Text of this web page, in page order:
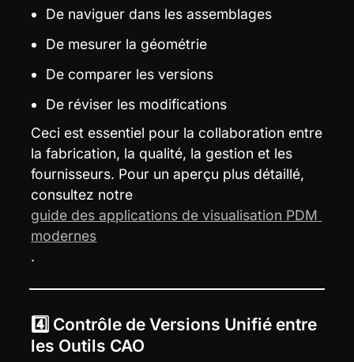
De naviguer dans les assemblages
De mesurer la géométrie
De comparer les versions
De réviser les modifications
Ceci est essentiel pour la collaboration entre
la fabrication, la qualité, la gestion et les
fournisseurs. Pour un aperçu plus détaillé,
consultez notre
guide des applications de visualisation PDM
modernes
.
4️⃣ Contrôle de Versions Unifié entre
les Outils CAO